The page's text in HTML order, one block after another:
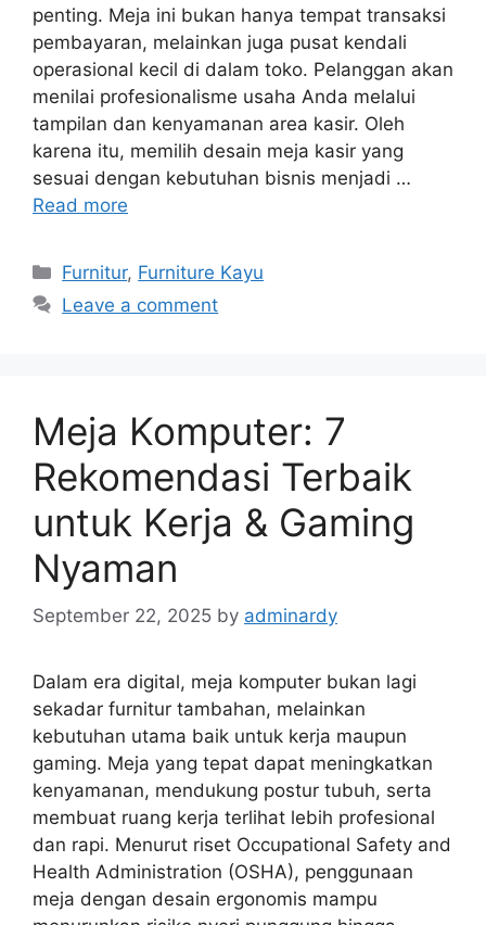
penting. Meja ini bukan hanya tempat transaksi
pembayaran, melainkan juga pusat kendali
operasional kecil di dalam toko. Pelanggan akan
menilai profesionalisme usaha Anda melalui
tampilan dan kenyamanan area kasir. Oleh
karena itu, memilih desain meja kasir yang
sesuai dengan kebutuhan bisnis menjadi …
Read more
Categories
Furnitur, Furniture Kayu
Leave a comment
Meja Komputer: 7
Rekomendasi Terbaik
untuk Kerja & Gaming
Nyaman
September 22, 2025 by adminardy
Dalam era digital, meja komputer bukan lagi
sekadar furnitur tambahan, melainkan
kebutuhan utama baik untuk kerja maupun
gaming. Meja yang tepat dapat meningkatkan
kenyamanan, mendukung postur tubuh, serta
membuat ruang kerja terlihat lebih profesional
dan rapi. Menurut riset Occupational Safety and
Health Administration (OSHA), penggunaan
meja dengan desain ergonomis mampu